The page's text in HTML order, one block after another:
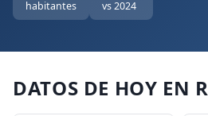
habitantes vs 2024
DATOS DE HOY EN